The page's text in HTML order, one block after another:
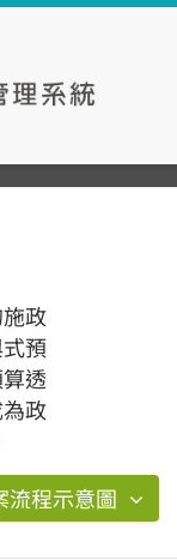
政
預
透
政
流程示意圖